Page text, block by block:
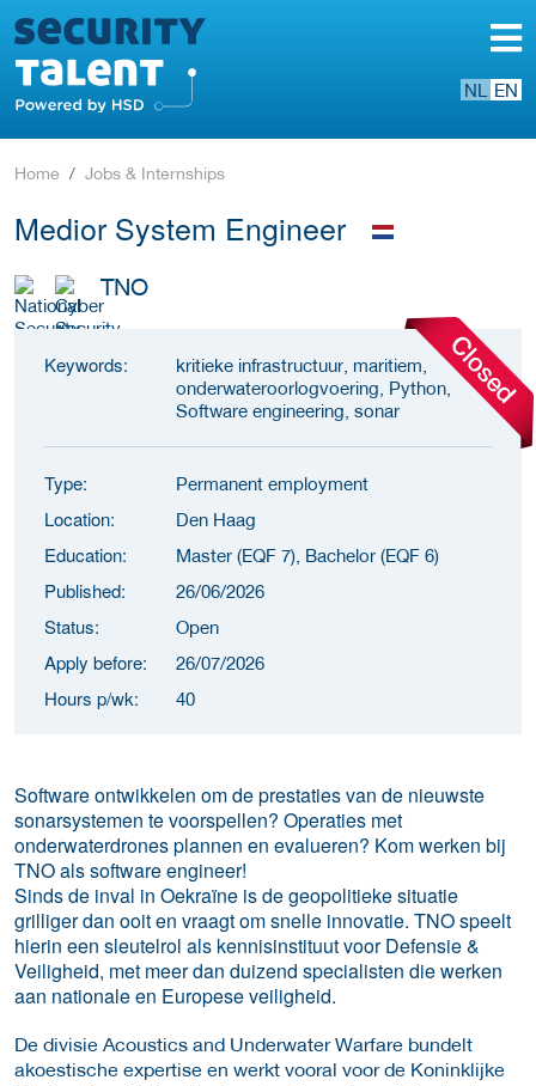
NL EN
Home Jobs & Internships
Medior System Engineer
TNO
Keywords:
kritieke infrastructuur, maritiem,
onderwateroorlogvoering, Python,
Software engineering, sonar
Type: Permanent employment
Location: Den Haag
Education: Master (EQF 7), Bachelor (EQF 6)
Published: 26/06/2026
Status: Open
Apply before: 26/07/2026
Hours p/wk: 40
Software ontwikkelen om de prestaties van de nieuwste
sonarsystemen te voorspellen? Operaties met
onderwaterdrones plannen en evalueren? Kom werken bij
TNO als software engineer!
Sinds de inval in Oekraïne is de geopolitieke situatie
grilliger dan ooit en vraagt om snelle innovatie. TNO speelt
hierin een sleutelrol als kennisinstituut voor Defensie &
Veiligheid, met meer dan duizend specialisten die werken
aan nationale en Europese veiligheid.
De divisie Acoustics and Underwater Warfare bundelt
akoestische expertise en werkt vooral voor de Koninklijke